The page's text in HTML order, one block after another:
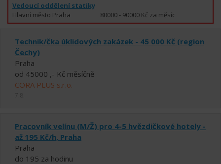
Vedoucí oddělení statiky
Hlavní město Praha
80000 - 90000 Kč za měsíc
Technik/čka úklidových zakázek - 45 000 Kč (region
Čechy)
Praha
od 45000 ,- Kč měsíčně
CORA PLUS s.r.o.
Pracovník velínu (M/Ž) pro 4-5 hvězdičkové hotely -
až 195 Kč/h, Praha
Praha
do 195 za hodinu